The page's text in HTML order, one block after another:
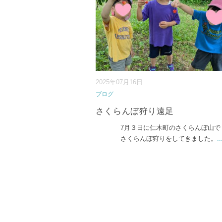
2025年07月16日
ブログ
さくらんぼ狩り遠足
7月３日に仁木町のさくらんぼ山で
さくらんぼ狩りをしてきました。